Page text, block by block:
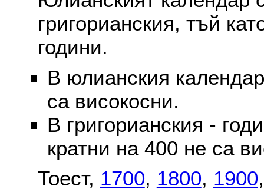
григорианския, тъй
години.
В юлианския
са високосни.
В григорианския -
кратни на 400 не са
Тоест, 1700, 1800, 1900